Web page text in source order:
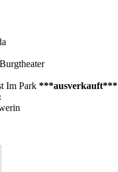
Im Park ***ausverkauft***